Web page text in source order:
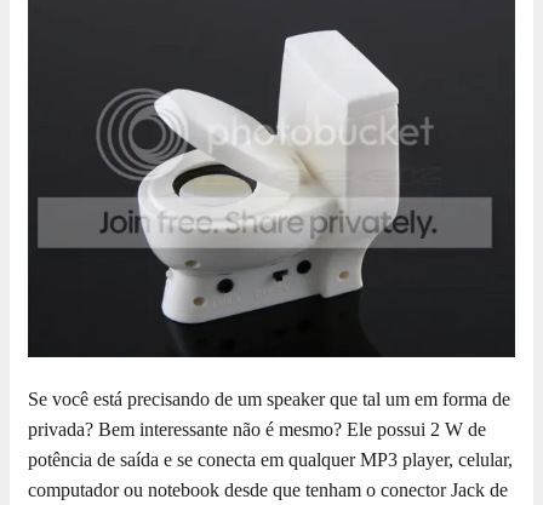
Se você está precisando de um speaker que tal um em forma de
privada? Bem interessante não é mesmo? Ele possui 2 W de
potência de saída e se conecta em qualquer MP3 player, celular,
computador ou notebook desde que tenham o conector Jack de